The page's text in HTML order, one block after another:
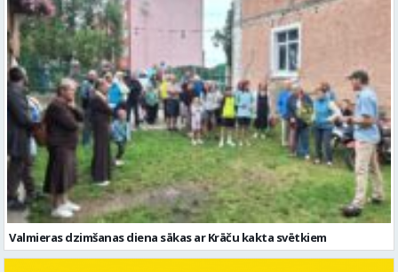
Valmieras dzimšanas diena sākas ar Krāču kakta svētkiem